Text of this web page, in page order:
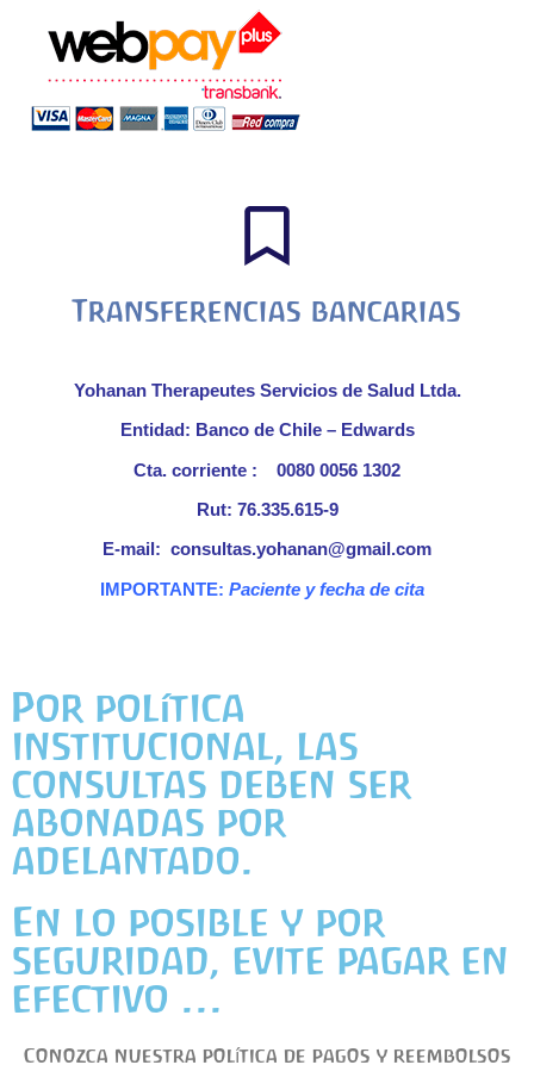
Transferencias bancarias
Yohanan Therapeutes Servicios de Salud Ltda.
Entidad: Banco de Chile – Edwards
Cta. corriente : 0080 0056 1302
Rut: 76.335.615-9
E-mail: consultas.yohanan@gmail.com
IMPORTANTE: Paciente y fecha de cita
Por política
institucional, las
consultas deben ser
abonadas por
adelantado.
En lo posible y por
seguridad, evite pagar en
efectivo ...
Conozca nuestra política de pagos y reembolsos